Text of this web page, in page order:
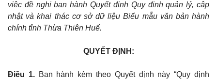
việc đề nghị ban hành Quyết định Quy định quản lý, cập
nhật và khai thác cơ sở dữ liệu Biểu mẫu văn bản hành
chính tỉnh Thừa Thiên Huế.
QUYẾT ĐỊNH:
Điều 1.Ban hành kèm theo Quyết định này “Quy định